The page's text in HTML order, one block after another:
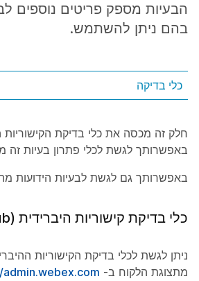
הבעיות מספק פריטים נוספים
בהם ניתן להשתמש.
כלי בדיקה
חלק זה מכסה את כלי בדיקת הקישוריות
באפשרותך לגשת לכלי פתרון בעיות זה
באפשרותך גם לגשת לבעיות הידועות
כלי בדיקת קישוריות היברידית (Control Hub)
ניתן לגשת לכלי בדיקת הקישוריות
מתצוגת הלקוח ב-